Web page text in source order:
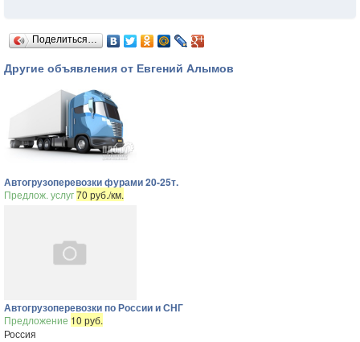
Поделиться…
Другие объявления от Евгений Алымов
Автогрузоперевозки фурами 20-25т.
Предлож. услуг70 руб./км.
Автогрузоперевозки по России и СНГ
Предложение 10 руб.
Россия